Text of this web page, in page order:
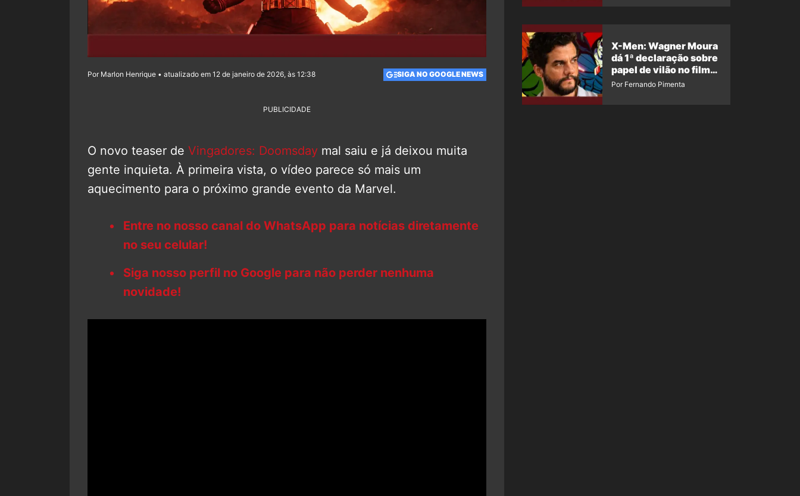
Por Marlon Henrique • atualizado em 12 de janeiro de 2026, às 12:38 SIGA NO GOOGLE NEWS
PUBLICIDADE
O novo teaser de Vingadores: Doomsday mal saiu e já deixou muita
gente inquieta. À primeira vista, o vídeo parece só mais um
aquecimento para o próximo grande evento da Marvel.
Entre no nosso canal do WhatsApp para notícias diretamente
no seu celular!
Siga nosso perfil no Google para não perder nenhuma
novidade!
X-Men: Wagner Moura
dá 1ª declaração sobre
papel de vilão no filme
da Marvel
Por Fernando Pimenta